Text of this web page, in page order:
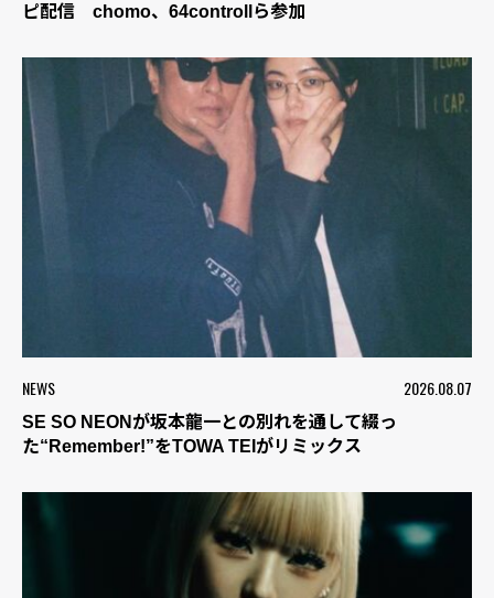
ピ配信 chomo、64controllら参加
NEWS 2026.08.07
SE SO NEONが坂本龍一との別れを通して綴っ
た“Remember!”をTOWA TEIがリミックス